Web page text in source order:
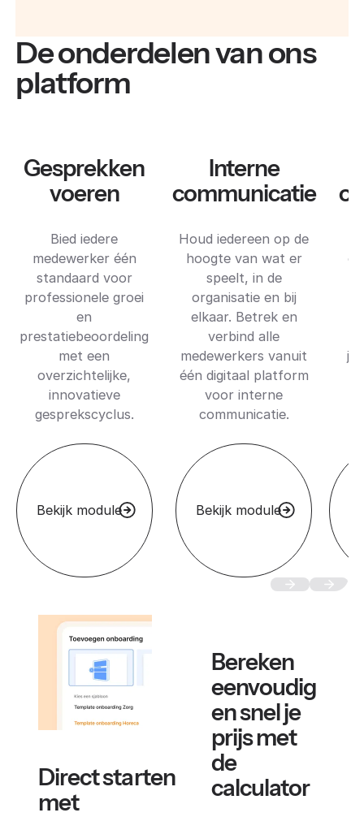
De onderdelen van ons
platform
Gesprekken
voeren
Bied iedere
medewerker één
standaard voor
professionele groei
en
prestatiebeoordeling
met een
overzichtelijke,
innovatieve
gesprekscyclus.
Bekijk module
Interne
communicatie
Houd iedereen op de
hoogte van wat er
speelt, in de
organisatie en bij
elkaar. Betrek en
verbind alle
medewerkers vanuit
één digitaal platform
voor interne
communicatie.
Bekijk module
Direct starten
met
Bereken
eenvoudig
en snel je
prijs met
de
calculator